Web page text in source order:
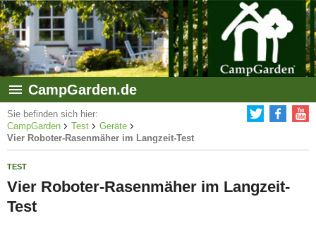
CampGarden.de
Sie befinden sich hier:
CampGarden
Test
Geräte
Vier Roboter-Rasenmäher im Langzeit-Test
TEST
Vier Roboter-Rasenmäher im Langzeit-
Test